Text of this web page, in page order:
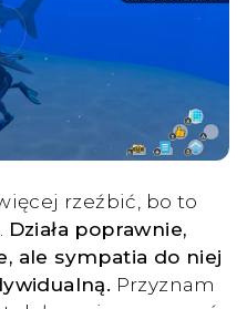
rzeźbić, bo to
Działa poprawnie,
ale sympatia do niej
Przyznam